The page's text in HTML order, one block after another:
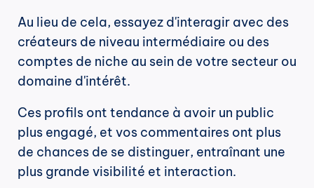
Au lieu de cela, essayez d'interagir avec des
créateurs de niveau intermédiaire ou des
comptes de niche au sein de votre secteur ou
domaine d'intérêt.
Ces profils ont tendance à avoir un public
plus engagé, et vos commentaires ont plus
de chances de se distinguer, entraînant une
plus grande visibilité et interaction.